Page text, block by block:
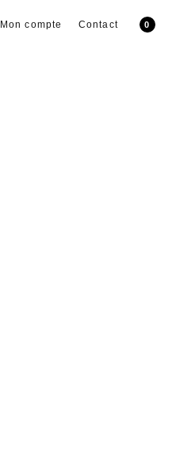
Mon compte Contact 0